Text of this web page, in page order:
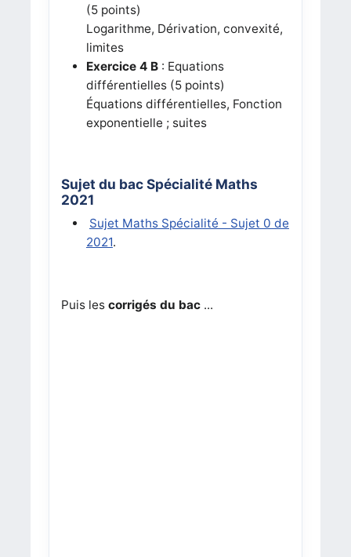
(5 points)
Logarithme, Dérivation, convexité,
limites
Exercice 4 B : Equations
différentielles (5 points)
Équations différentielles, Fonction
exponentielle ; suites
Sujet du bac Spécialité Maths
2021
Sujet Maths Spécialité - Sujet 0 de
2021.
Puis les corrigés du bac...